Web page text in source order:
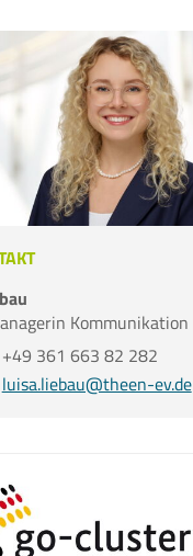
Kommunikation
+49 361 663 82 282
luisa.liebau@theen-ev.de